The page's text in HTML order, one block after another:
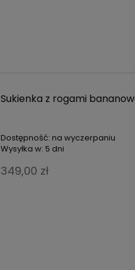
Sukienka z rogami
Dostępność: na wyczerpaniu
Wysyłka w: 5 dni
349,00 zł